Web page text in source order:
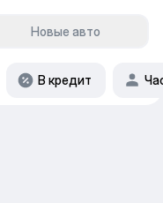
Новые авто
В кредит